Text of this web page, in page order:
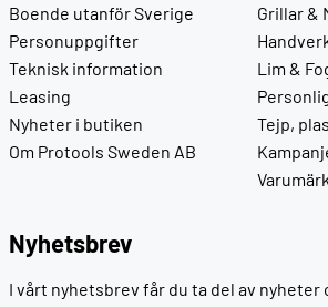
Boende utanför Sverige
Personuppgifter
Teknisk information
Leasing
Nyheter i butiken
Om Protools Sweden AB
Grillar &
Lim &
Tejp,
Nyhetsbrev
I vårt nyhetsbrev får du ta del av nyheter